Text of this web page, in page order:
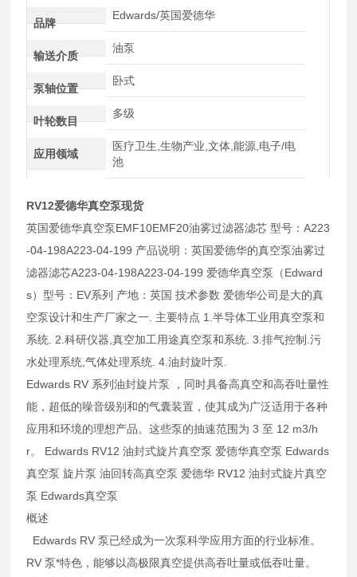
品牌
Edwards/英国爱德华
输送介质
油泵
泵轴位置
卧式
叶轮数目
多级
应用领域
医疗卫生,生物产业,文体,能源,电子/电
池
RV12爱德华真空泵现货
英国爱德华真空泵EMF10EMF20油雾过滤器滤芯 型号：A223
-04-198A223-04-199 产品说明：英国爱德华的真空泵油雾过
滤器滤芯A223-04-198A223-04-199 爱德华真空泵（Edward
s）型号：EV系列 产地：英国 技术参数 爱德华公司是大的真
空泵设计和生产厂家之一. 主要特点 1.半导体工业用真空泵和
系统. 2.科研仪器,真空加工用途真空泵和系统. 3.排气控制.污
水处理系统,气体处理系统. 4.油封旋叶泵.
Edwards RV 系列油封旋片泵 ，同时具备高真空和高吞吐量性
能，超低的噪音级别和的气囊装置，使其成为广泛适用于各种
应用和环境的理想产品。这些泵的抽速范围为 3 至 12 m3/h
r。 Edwards RV12 油封式旋片真空泵 爱德华真空泵 Edwards
真空泵 旋片泵 油回转高真空泵 爱德华 RV12 油封式旋片真空
泵 Edwards真空泵
概述
Edwards RV 泵已经成为一次泵科学应用方面的行业标准。
RV 泵*特色，能够以高极限真空提供高吞吐量或低吞吐量。